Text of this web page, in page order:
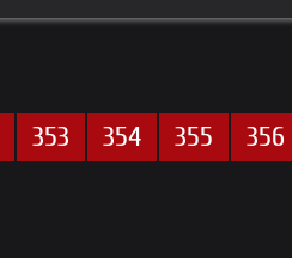
353 354 355 356